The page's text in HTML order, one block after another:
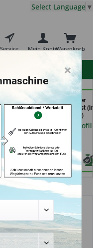
Service Warenkorb
Mein Konto
Select Language ▼
(in
Calenberger
Schlüssedienst
Hannover)
Händlerprofil
Zubehör
×